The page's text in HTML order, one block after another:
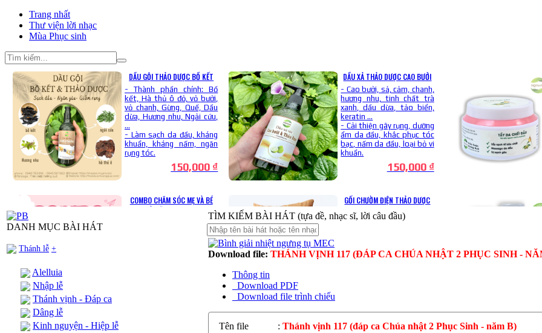
Trang nhất
Thư viện lời nhạc
Mùa Phục sinh
DANH MỤC BÀI HÁT
Thánh lễ +
Alelluia
Nhập lễ
Thánh vịnh - Đáp ca
Dâng lễ
Kinh nguyện - Hiệp lễ
TÌM KIẾM BÀI HÁT (tựa đề, nhạc sĩ, lời câu đầu)
Download file: THÁNH VỊNH 117 (ĐÁP CA CHÚA NHẬT 2 PHỤC SINH -
Thông tin
Download PDF
Download file trình chiếu
Tên file : Thánh vịnh 117 (đáp ca Chúa nhật 2 Phục Sinh - năm B)